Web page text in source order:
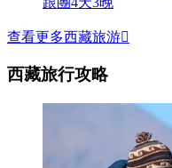
查看更多西藏旅游
西藏旅行攻略